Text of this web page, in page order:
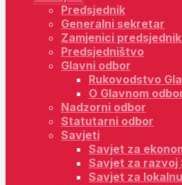
Predsjednik
Generalni sekretar
Zamjenici
Predsjedništvo
Glavni odbor
Rukovodstvo
O Glavnom
Nadzorni odbor
Statutarni odbor
Savjeti
Savjet za
Savjet za razvoj
Savjet za